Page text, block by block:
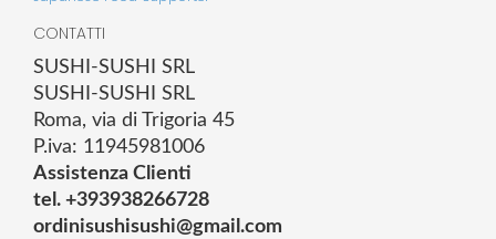
CONTATTI
SUSHI-SUSHI SRL
SUSHI-SUSHI SRL
Roma, via di Trigoria 45
P.iva: 11945981006
Assistenza Clienti
tel. +393938266728
ordinisushisushi@gmail.com